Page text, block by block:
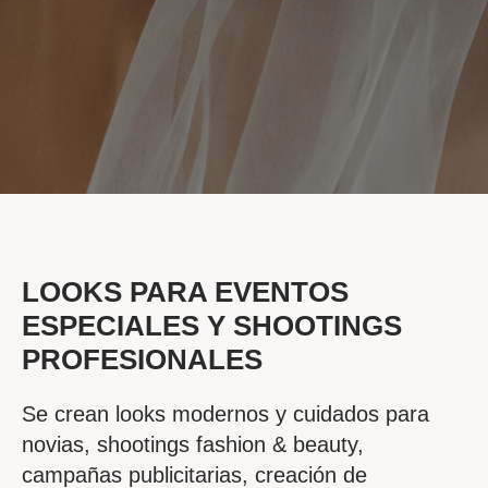
LOOKS PARA EVENTOS
ESPECIALES Y SHOOTINGS
PROFESIONALES
Se crean looks modernos y cuidados para
novias, shootings fashion & beauty,
campañas publicitarias, creación de